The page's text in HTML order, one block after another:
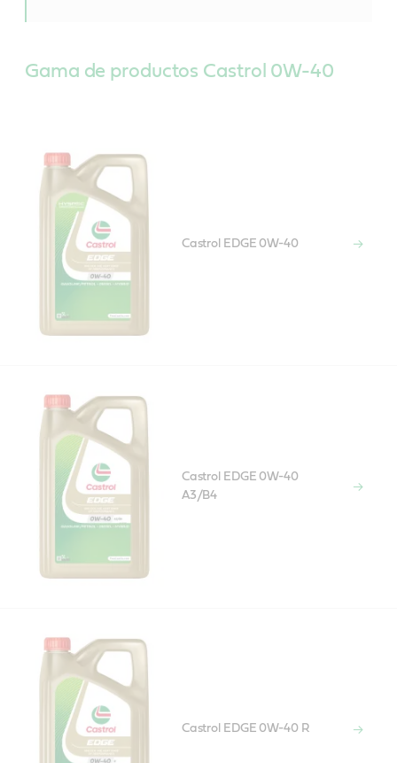
Gama de productos Castrol 0W-40
Castrol EDGE 0W-40
Castrol EDGE 0W-40
A3/B4
Castrol EDGE 0W-40 R